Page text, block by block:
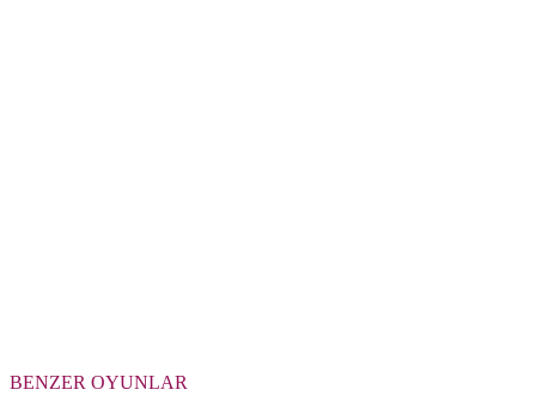
BENZER OYUNLAR